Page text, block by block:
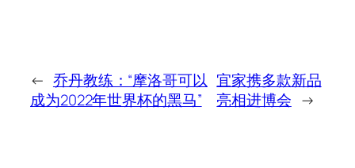
← 乔丹教练：“摩洛哥可以
成为2022年世界杯的黑马”
宜家携多款新品
亮相进博会 →